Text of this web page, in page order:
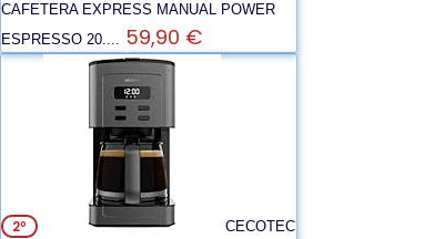
CAFETERA EXPRESS MANUAL POWER
ESPRESSO 20.... 59,90 €
2º
CECOTEC